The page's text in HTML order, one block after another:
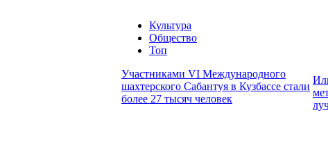
Культура
Общество
Топ
Участниками VI Международного
шахтерского Сабантуя в Кузбассе стали
более 27 тысяч человек